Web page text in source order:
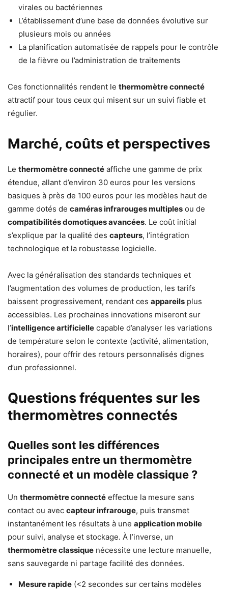
virales ou bactériennes
L’établissement d’une base de données évolutive sur
plusieurs mois ou années
La planification automatisée de rappels pour le contrôle
de la fièvre ou l’administration de traitements
Ces fonctionnalités rendent le thermomètre connecté
attractif pour tous ceux qui misent sur un suivi fiable et
régulier.
Marché, coûts et perspectives
Le thermomètre connecté affiche une gamme de prix
étendue, allant d’environ 30 euros pour les versions
basiques à près de 100 euros pour les modèles haut de
gamme dotés de caméras infrarouges multiples ou de
compatibilités domotiques avancées. Le coût initial
s’explique par la qualité des capteurs, l’intégration
technologique et la robustesse logicielle.
Avec la généralisation des standards techniques et
l’augmentation des volumes de production, les tarifs
baissent progressivement, rendant ces appareils plus
accessibles. Les prochaines innovations miseront sur
l’intelligence artificielle capable d’analyser les variations
de température selon le contexte (activité, alimentation,
horaires), pour offrir des retours personnalisés dignes
d’un professionnel.
Questions fréquentes sur les
thermomètres connectés
Quelles sont les différences
principales entre un thermomètre
connecté et un modèle classique ?
Un thermomètre connecté effectue la mesure sans
contact ou avec capteur infrarouge, puis transmet
instantanément les résultats à une application mobile
pour suivi, analyse et stockage. À l’inverse, un
thermomètre classique nécessite une lecture manuelle,
sans sauvegarde ni partage facilité des données.
Mesure rapide (<2 secondes sur certains modèles